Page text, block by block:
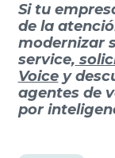
Si tu
de la
modernizar
service,
Voicey
agentes de
por